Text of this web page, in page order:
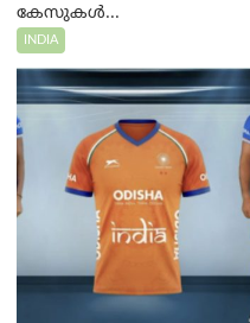
കേസുകൾ...
INDIA